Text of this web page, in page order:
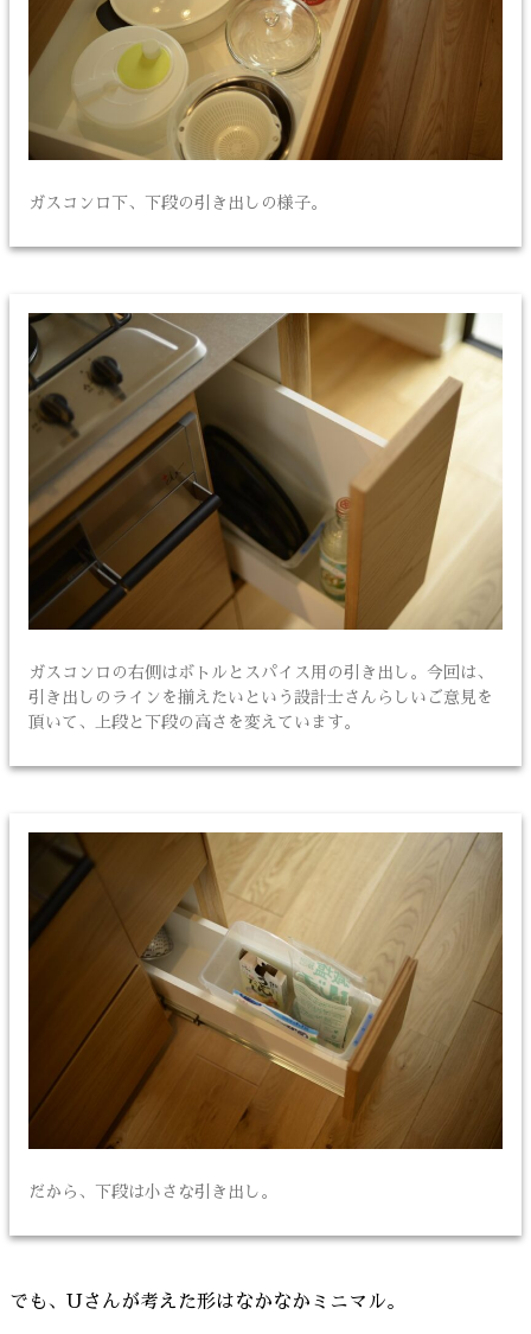
ガスコンロ下、下段の引き出しの様子。
ガスコンロの右側はボトルとスパイス用の引き出し。今回は、
引き出しのラインを揃えたいという設計士さんらしいご意見を
頂いて、上段と下段の高さを変えています。
だから、下段は小さな引き出し。
でも、Uさんが考えた形はなかなかミニマル。